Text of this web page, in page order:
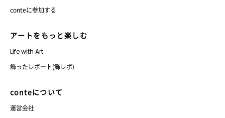
conteに参加する
アートをもっと楽しむ
Life with Art
飾ったレポート(飾レポ)
conteについて
運営会社